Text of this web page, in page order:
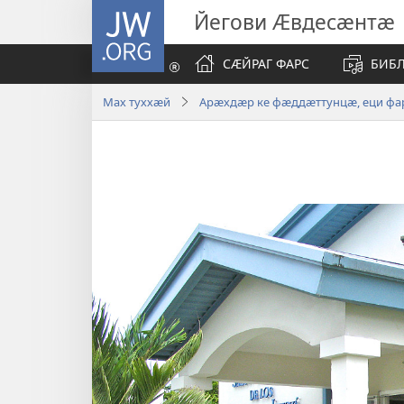
JW.ORG Йегови Ӕвдесӕнтӕ
СӔЙРАГ ФАРС
Мах туххӕй Арӕхдӕр ке фӕддӕттунцӕ, еци